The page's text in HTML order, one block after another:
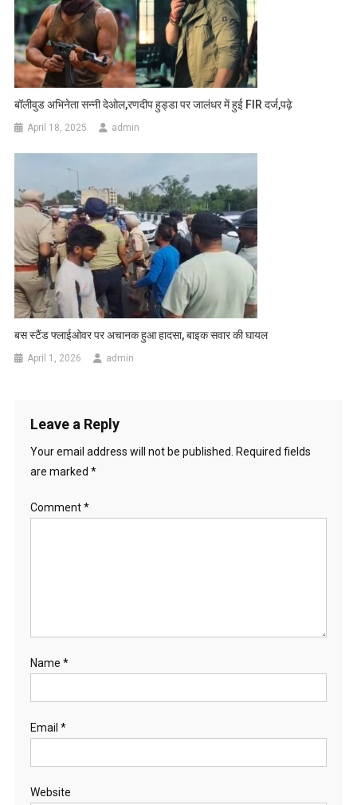
बॉलीवुड अभिनेता सन्नी देओल,रणदीप हुड्डा पर जालंधर में हुई FIR दर्ज,पढ़े
April 18, 2025 admin
बस स्टैंड फ्लाईओवर पर अचानक हुआ हादसा, बाइक सवार की घायल
April 1, 2026 admin
Leave a Reply
Your email address will not be published. Required fields
are marked *
Comment*
Name *
Email *
Website